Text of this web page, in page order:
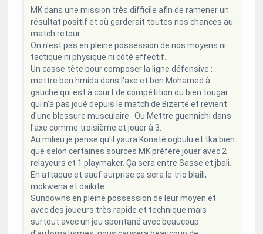
MK dans une mission très difficile afin de ramener un
résultat positif et où garderait toutes nos chances au
match retour.
On n'est pas en pleine possession de nos moyens ni
tactique ni physique ni côté effectif.
Un casse tête pour composer la ligne défensive :
mettre ben hmida dans l'axe et ben Mohamed à
gauche qui est à court de compétition ou bien tougai
qui n'a pas joué depuis le match de Bizerte et revient
d'une blessure musculaire . Ou Mettre guennichi dans
l'axe comme troisième et jouer à 3.
Au milieu je pense qu'il yaura Konaté ogbulu et tka bien
que selon certaines sources MK préfère jouer avec 2
relayeurs et 1 playmaker. Ça sera entre Sasse et jbali.
En attaque et sauf surprise ça sera le trio blaili,
mokwena et daikite.
Sundowns en pleine possession de leur moyen et
avec des joueurs très rapide et technique mais
surtout avec un jeu spontané avec beaucoup